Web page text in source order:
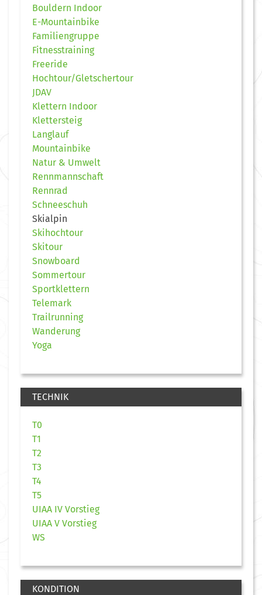
Bouldern Indoor
E-Mountainbike
Familiengruppe
Fitnesstraining
Freeride
Hochtour/Gletschertour
JDAV
Klettern Indoor
Klettersteig
Langlauf
Mountainbike
Natur & Umwelt
Rennmannschaft
Rennrad
Schneeschuh
Skialpin
Skihochtour
Skitour
Snowboard
Sommertour
Sportklettern
Telemark
Trailrunning
Wanderung
Yoga
TECHNIK
T0
T1
T2
T3
T4
T5
UIAA IV Vorstieg
UIAA V Vorstieg
WS
KONDITION